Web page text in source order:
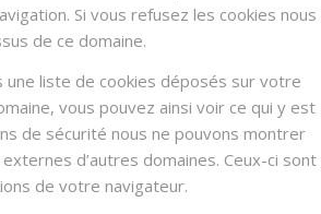
Si vous refusez les cookies nous
de ce domaine.
une liste de cookies déposés sur votre
vous pouvez ainsi voir ce qui y est
de sécurité nous ne pouvons montrer
d’autres domaines. Ceux-ci sont
de votre navigateur.